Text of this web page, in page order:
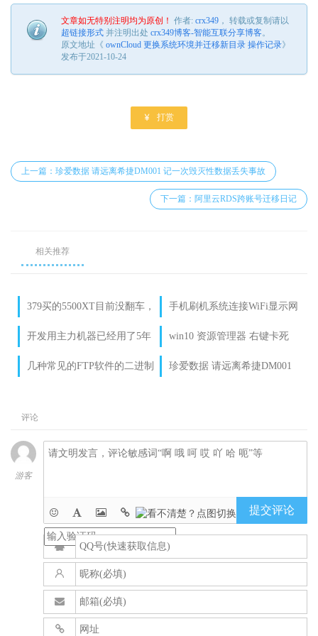
文章如无特别注明均为原创！ 作者: crx349 ， 转载或复制请以
超链接形式 并注明出处 crx349博客-智能互联分享博客。
原文地址《 ownCloud 更换系统环境并迁移新目录 操作记录》
发布于2021-10-24
 打赏
上一篇：珍爱数据 请远离希捷DM001 记一次毁灭性数据丢失事故
下一篇：阿里云RDS跨账号迁移日记
相关推荐
379买的5500XT目前没翻车，
手机刷机系统连接WiFi显示网
络连接受限解决办法
开发用主力机器已经用了5年
win10 资源管理器 右键卡死
解决方法一例
几种常见的FTP软件的二进制
珍爱数据 请远离希捷DM001
评论
游客
提交评论